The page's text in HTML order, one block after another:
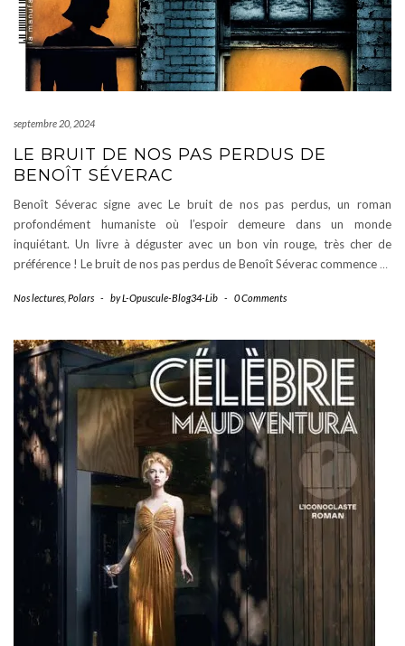
septembre 20, 2024
LE BRUIT DE NOS PAS PERDUS DE
BENOÎT SÉVERAC
Benoît Séverac signe avec Le bruit de nos pas perdus, un roman
profondément humaniste où l’espoir demeure dans un monde
inquiétant. Un livre à déguster avec un bon vin rouge, très cher de
préférence ! Le bruit de nos pas perdus de Benoît Séverac commence…
Nos lectures Polars - byL-Opuscule-Blog34-Lib - 0 Comments